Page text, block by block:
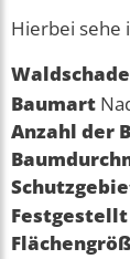
Hierbei sehe
Baumart
Anzahl der
Festgestellt